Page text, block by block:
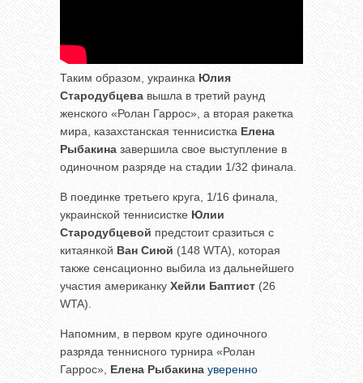
Таким образом, украинка Юлия
Стародубцева вышла в третий раунд
женского «Ролан Гаррос», а вторая ракетка
мира, казахстанская теннисистка Елена
Рыбакина завершила свое выступление в
одиночном разряде на стадии 1/32 финала.
В поединке третьего круга, 1/16 финала,
украинской теннисистке Юлии
Стародубцевой предстоит сразиться с
китаянкой Ван Сиюй (148 WTA), которая
также сенсационно выбила из дальнейшего
участия американку Хейли Баптист (26
WTA).
Напомним, в первом круге одиночного
разряда теннисного турнира «Ролан
Гаррос», Елена Рыбакина уверенно